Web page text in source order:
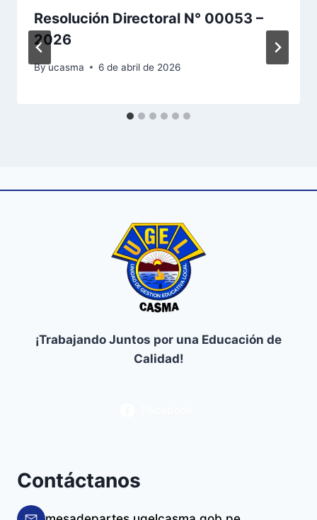
Resolución Directoral N° 00053 –
2026
Byucasma 6 de abril de 2026
¡Trabajando Juntos por una Educación de
Calidad!
Contáctanos